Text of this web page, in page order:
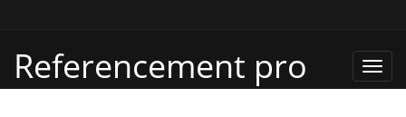
Pro,
Referencement pro